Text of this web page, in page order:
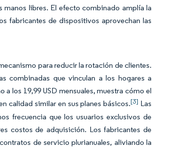
libres. El efecto combinado amplía la
fabricantes de dispositivos aprovechan las
para reducir la rotación de clientes.
combinadas que vinculan a los hogares a
los 19,99 USD mensuales, muestra cómo el
calidad similar en sus planes básicos.[3] Las
frecuencia que los usuarios exclusivos de
costos de adquisición. Los fabricantes de
de servicio plurianuales, aliviando la